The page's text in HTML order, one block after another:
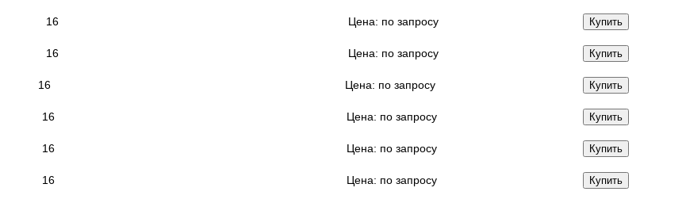
16 Цена: по запросу Купить
16 Цена: по запросу Купить
16 Цена: по запросу Купить
16 Цена: по запросу Купить
16 Цена: по запросу Купить
16 Цена: по запросу Купить